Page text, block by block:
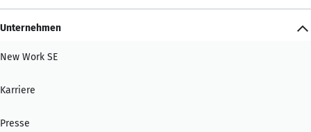
Unternehmen
New Work SE
Karriere
Presse